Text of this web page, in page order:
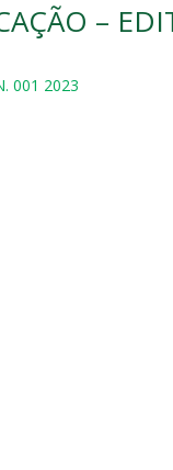
–
001 2023